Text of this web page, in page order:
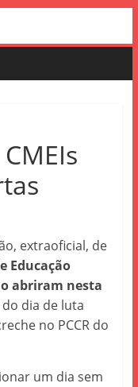
extraoficial, de
Educação
abriram nesta
dia de luta
no PCCR do
um dia sem